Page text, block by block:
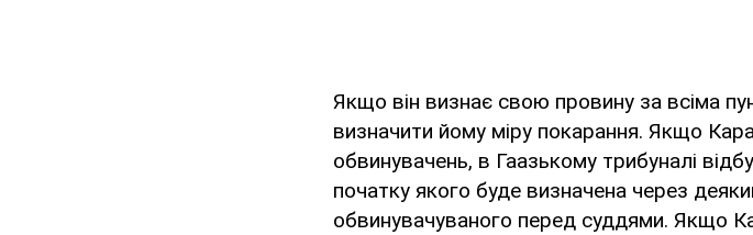
Якщо він визнає свою провину за всіма
визначити йому міру покарання. Якщо
обвинувачень, в Гаазькому трибуналі
початку якого буде визначена через
обвинувачуваного перед суддями. Якщо